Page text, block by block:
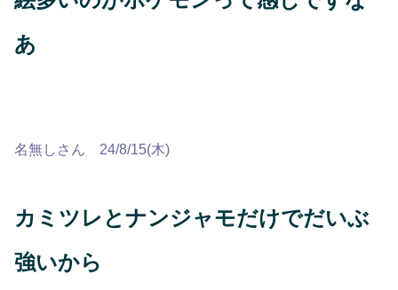
あ
名無しさん 24/8/15(木)
カミツレとナンジャモだけでだいぶ
強いから